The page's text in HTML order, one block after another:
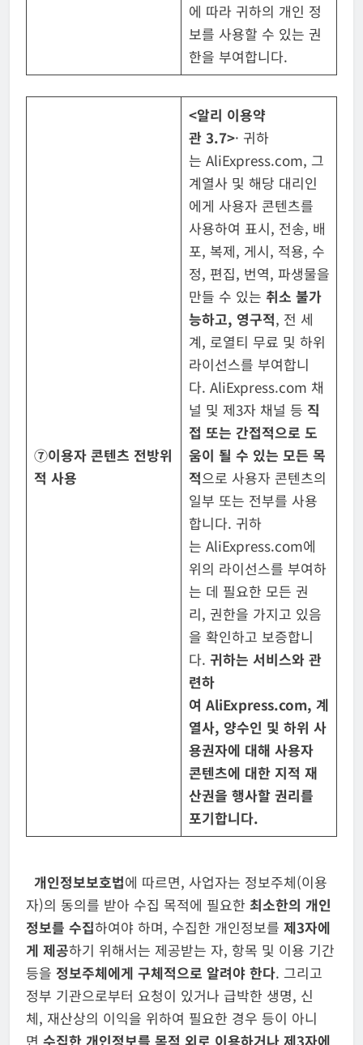
에 따라 귀하의 개인 정
보를 사용할 수 있는 권
한을 부여합니다.
⑦이용자 콘텐츠 전방위
적 사용
<알리 이용약
관 3.7>· 귀하
는 AliExpress.com, 그
계열사 및 해당 대리인
에게 사용자 콘텐츠를
사용하여 표시, 전송, 배
포, 복제, 게시, 적용, 수
정, 편집, 번역, 파생물을
만들 수 있는 취소 불가
능하고, 영구적, 전 세
계, 로열티 무료 및 하위
라이선스를 부여합니
다. AliExpress.com 채
널 및 제3자 채널 등 직
접 또는 간접적으로 도
움이 될 수 있는 모든 목
적으로 사용자 콘텐츠의
일부 또는 전부를 사용
합니다. 귀하
는 AliExpress.com에
위의 라이선스를 부여하
는 데 필요한 모든 권
리, 권한을 가지고 있음
을 확인하고 보증합니
다. 귀하는 서비스와 관
련하
여 AliExpress.com, 계
열사, 양수인 및 하위 사
용권자에 대해 사용자
콘텐츠에 대한지적 재
산권을 행사할 권리를
포기합니다.
개인정보보호법에 따르면, 사업자는 정보주체(이용
자)의 동의를 받아 수집 목적에 필요한 최소한의 개인
정보를 수집하여야 하며, 수집한 개인정보를 제3자에
게 제공하기 위해서는 제공받는 자, 항목 및 이용 기간
등을 정보주체에게 구체적으로 알려야 한다. 그리고
정부 기관으로부터 요청이 있거나 급박한 생명, 신
체, 재산상의 이익을 위하여 필요한 경우 등이 아니
면 수집한 개인정보를 목적 외로 이용하거나 제3자에